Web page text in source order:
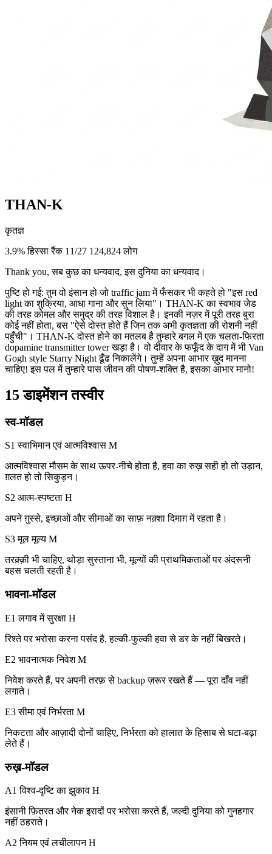
THAN-K
कृतज्ञ
3.9% हिस्सा रैंक 11/27 124,824 लोग
Thank you, सब कुछ का धन्यवाद, इस दुनिया का धन्यवाद।
पुष्टि हो गई: तुम वो इंसान हो जो traffic jam में फँसकर भी कहते हो "इस red
light का शुक्रिया, आधा गाना और सुन लिया"। THAN-K का स्वभाव जेड
की तरह कोमल और समुद्र की तरह विशाल है। इनकी नज़र में पूरी तरह बुरा
कोई नहीं होता, बस "ऐसे दोस्त होते हैं जिन तक अभी कृतज्ञता की रोशनी नहीं
पहुँची"। THAN-K दोस्त होने का मतलब है तुम्हारे बगल में एक चलता-फिरता
dopamine transmitter tower खड़ा है। वो दीवार के फफूँद के दाग में भी Van
Gogh style Starry Night ढूँढ निकालेंगे। तुम्हें अपना आभार ख़ुद मानना
चाहिए! इस पल में तुम्हारे पास जीवन की पोषण-शक्ति है, इसका आभार मानो!
15 डाइमेंशन तस्वीर
स्व-मॉडल
S1 स्वाभिमान एवं आत्मविश्वास M
आत्मविश्वास मौसम के साथ ऊपर-नीचे होता है, हवा का रुख़ सही हो तो उड़ान,
ग़लत हो तो सिकुड़न।
S2 आत्म-स्पष्टता H
अपने ग़ुस्से, इच्छाओं और सीमाओं का साफ़ नक़्शा दिमाग़ में रहता है।
S3 मूल मूल्य M
तरक़्क़ी भी चाहिए, थोड़ा सुस्ताना भी, मूल्यों की प्राथमिकताओं पर अंदरूनी
बहस चलती रहती है।
भावना-मॉडल
E1 लगाव में सुरक्षा H
रिश्ते पर भरोसा करना पसंद है, हल्की-फुल्की हवा से डर के नहीं बिखरते।
E2 भावनात्मक निवेश M
निवेश करते हैं, पर अपनी तरफ़ से backup ज़रूर रखते हैं — पूरा दाँव नहीं
लगाते।
E3 सीमा एवं निर्भरता M
निकटता और आज़ादी दोनों चाहिए, निर्भरता को हालात के हिसाब से घटा-बढ़ा
लेते हैं।
रुख़-मॉडल
A1 विश्व-दृष्टि का झुकाव H
इंसानी फ़ितरत और नेक इरादों पर भरोसा करते हैं, जल्दी दुनिया को गुनहगार
नहीं ठहराते।
A2 नियम एवं लचीलापन H